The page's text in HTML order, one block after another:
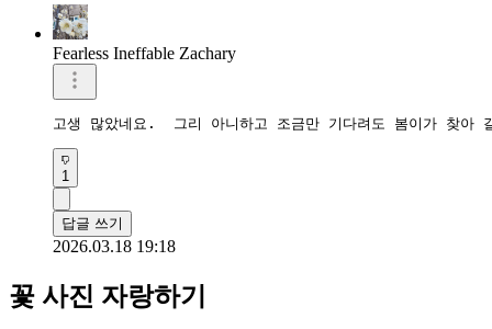
Fearless Ineffable Zachary
고생 많았네요.  그리 아니하고 조금만 기다려도 봄이가 찾
1
답글 쓰기
2026.03.18 19:18
꽃 사진 자랑하기